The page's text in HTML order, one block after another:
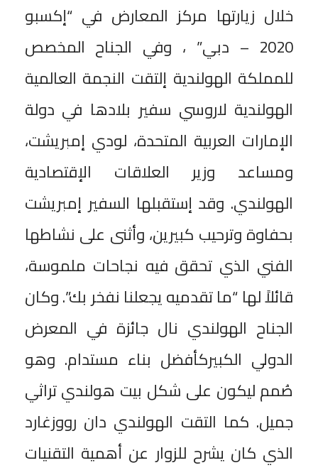
خلال زيارتها مركز المعارض في “إكسبو
2020 – دبي” ، وفي الجناح المخصص
للمملكة الهولندية إلتقت النجمة العالمية
الهولندية لاروسي سفير بلادها في دولة
الإمارات العربية المتحدة، لودي إمبريشت،
ومساعد وزير العلاقات الإقتصادية
الهولندي. وقد إستقبلها السفير إمبريشت
بحفاوة وترحيب كبيرين، وأثنى على نشاطها
الفني الذي تحقق فيه نجاحات ملموسة،
قائلاً لها “ما تقدميه يجعلنا نفخر بك”. وكان
الجناح الهولندي نال جائزة في المعرض
الدولي الكبيركأفضل بناء مستدام. وهو
صُمم ليكون على شكل بيت هولندي تراثي
جميل. كما التقت الهولندي دان رووزغارد
الذي كان يشرح للزوار عن أهمية التقنيات